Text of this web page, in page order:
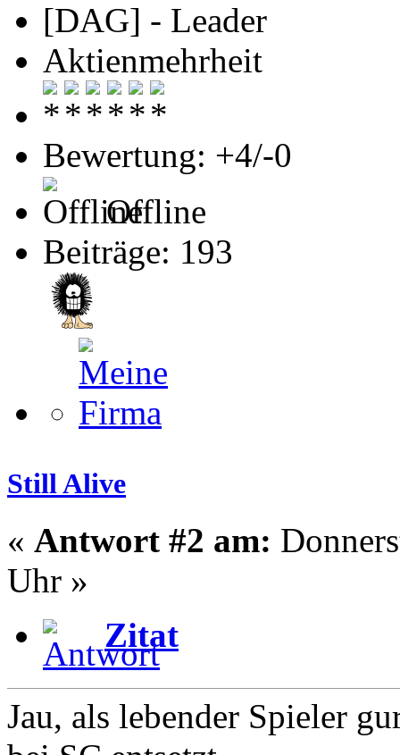
[DAG] - Leader
Aktienmehrheit
Bewertung: +4/-0
Offline
Beiträge: 193
Still Alive
« Antwort #2 am:
Uhr »
Zitat
Jau, als lebender Spieler